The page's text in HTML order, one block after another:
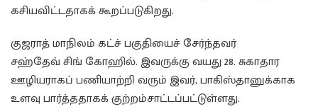
கசியவிட்டதாகக் கூறப்படுகிறது.
குஜராத் மாநிலம் கட்ச் பகுதியைச் சேர்ந்தவர்
சஹ்தேவ் சிங் கோஹில். இவருக்கு வயது 28. சுகாதார
ஊழியராகப் பணியாற்றி வரும் இவர், பாகிஸ்தானுக்காக
உளவு பார்த்ததாகக் குற்றம்சாட்டப்பட்டுள்ளது.